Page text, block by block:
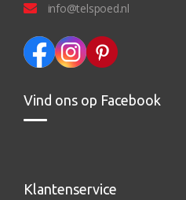
info@telspoed.nl
Vind ons op Facebook
Klantenservice